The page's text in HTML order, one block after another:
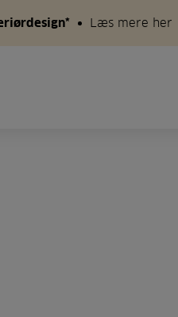
Læs mere her